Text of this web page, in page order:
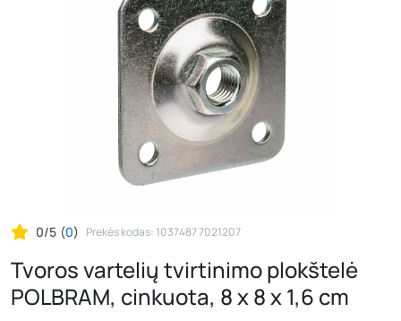
0/5 (0) Prekės kodas: 1037487 7021207
Tvoros vartelių tvirtinimo plokštelė
POLBRAM, cinkuota, 8 x 8 x 1,6 cm